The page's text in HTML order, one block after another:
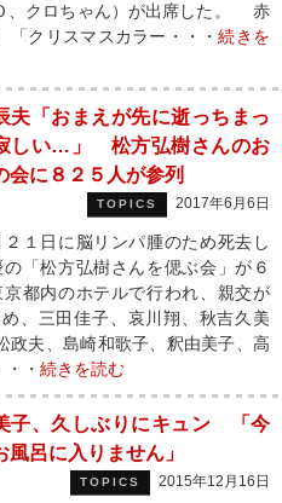
、クロちゃん）が出席した。 赤
「クリスマスカラー・・・続きを
夫「おまえが先に逝っちまっ
しい…」 松方弘樹さんのお
会に８２５人が参列
TOPICS 2017年6月6日
１日に脳リンパ腫のため死去し
の「松方弘樹さんを偲ぶ会」が６
京都内のホテルで行われ、親交が
、三田佳子、哀川翔、秋吉久美
政夫、島崎和歌子、釈由美子、高
・ 続きを読む
子、久しぶりにキュン 「今
風呂に入りません」
TOPICS 2015年12月16日